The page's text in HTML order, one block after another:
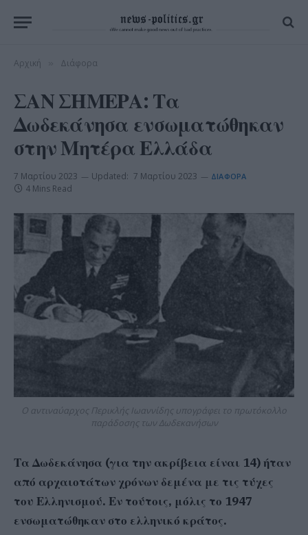
Αρχική Διάφορα
ΣΑΝ ΣΗΜΕΡΑ: Τα
Δωδεκάνησα ενσωματώθηκαν
στην Μητέρα Ελλάδα
7 Μαρτίου 2023 Updated: 7 Μαρτίου 2023 ΔΙΆΦΟΡΑ
4 Mins Read
Ο αντιναύαρχος Περικλής Ιωαννίδης υπογράφει το πρωτόκολλο
παράδοσης των Δωδεκανήσων
Τα Δωδεκάνησα (για την ακρίβεια είναι 14) ήταν
από αρχαιοτάτων χρόνων δεμένα με τις τύχες
του Ελληνισμού. Εν τούτοις, μόλις το 1947
ενσωματώθηκαν στο ελληνικό κράτος.